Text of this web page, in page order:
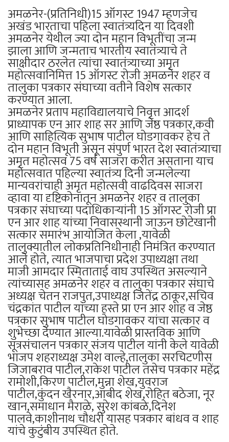
अमळनेर-(प्रतिनिधी)15 ऑगस्ट 1947 म्हणजेच
अखंड भारताचा पहिला स्वातंत्र्यदिन या दिवशी
अमळनेर येथील ज्या दोन महान विभूतींचा जन्म
झाला आणि जन्मताच भारतीय स्वातंत्र्याचे ते
साक्षीदार ठरलेत त्यांचा स्वातंत्र्याच्या अमृत
महोत्सवानिमित्त 15 ऑगस्ट रोजी अमळनेर शहर व
तालुका पत्रकार संघाच्या वतीने विशेष सत्कार
करण्यात आला.
अमळनेर प्रताप महाविद्यालयाचे निवृत्त आदर्श
प्राध्यापक एन आर शाह सर आणि जेष्ठ पत्रकार,कवी
आणि साहित्यिक सुभाष पाटील घोडगावकर हेच ते
दोन महान विभूती असून संपुर्ण भारत देश स्वातंत्र्याचा
अमृत महोत्सव 75 वर्ष साजरा करीत असताना याच
महोत्सवात पहिल्या स्वातंत्र्य दिनी जन्मलेल्या
मान्यवरांचाही अमृत महोत्सवी वाढदिवस साजरा
व्हावा या दृष्टिकोनातून अमळनेर शहर व तालुका
पत्रकार संघाच्या पदाधिकाऱ्यांनी 15 ऑगस्ट रोजी प्रा
एन आर शाह यांच्या निवासस्थानी जाऊन छोटेखानी
सत्कार समारंभ आयोजित केला ,यावेळी
तालुक्यातील लोकप्रतिनिधीनाही निमंत्रित करण्यात
आले होते, त्यात भाजपाचा प्रदेश उपाध्यक्षा तथा
माजी आमदार स्मिताताई वाघ उपस्थित असल्याने
त्यांच्यासह अमळनेर शहर व तालुका पत्रकार संघाचे
अध्यक्ष चेतन राजपुत,उपाध्यक्ष जितेंद्र ठाकूर,सचिव
चंद्रकांत पाटील यांच्या हस्ते प्रा एन आर शाह व जेष्ठ
पत्रकार सुभाष पाटील घोडगावकर यांचा सत्कार व
शुभेच्छा देण्यात आल्या.यावेळी प्रास्तविक आणि
सूत्रसंचालन पत्रकार संजय पाटील यांनी केले यावेळी
भाजप शहराध्यक्ष उमेश वाल्हे,तालुका सरचिटणीस
जिजाबराव पाटील,राकेश पाटील तसेच पत्रकार महेंद्र
रामोशी,किरण पाटील,मुन्ना शेख,युवराज
पाटील,कुंदन खैरनार,आबीद शेख,रोहित बठेजा, नूर
खान,समाधान मैराळे, सुरेश कांबळे,दिनेश
पालवे,काशीनाथ चौधरी यासह पत्रकार बांधव व शाह
यांचे कुटुंबीय उपस्थित होते.